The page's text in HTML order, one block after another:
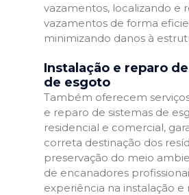
vazamentos, localizando e
vazamentos de forma
minimizando danos à
Instalação e reparo
de esgoto
Também oferecem
e reparo de sistemas de
residencial e comercial,
correta destinação dos
preservação do meio
de encanadores
experiência na instalação